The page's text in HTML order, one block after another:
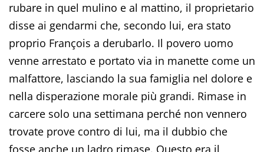
rubare in quel mulino e al mattino, il proprietario
disse ai gendarmi che, secondo lui, era stato
proprio François a derubarlo. Il povero uomo
venne arrestato e portato via in manette come un
malfattore, lasciando la sua famiglia nel dolore e
nella disperazione morale più grandi. Rimase in
carcere solo una settimana perché non vennero
trovate prove contro di lui, ma il dubbio che
fosse anche un ladro rimase. Questo era il